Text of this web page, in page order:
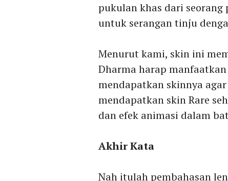
pukulan khas dari
untuk serangan tinju
Menurut kami, skin ini
Dharma harap
mendapatkan skinnya
mendapatkan skin Rare
dan efek animasi dalam
Akhir Kata
Nah itulah pembahasan